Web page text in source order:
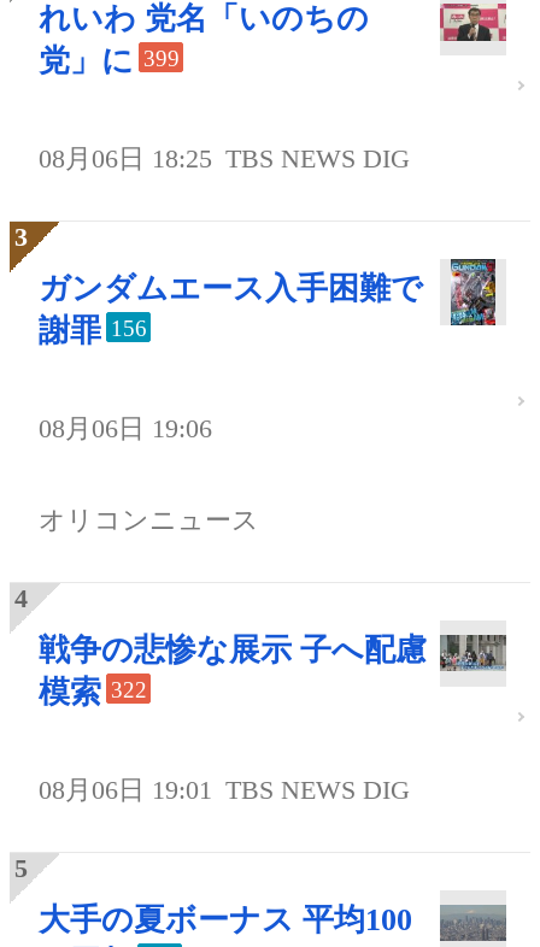
れいわ 党名「いのちの
党」に 399
08月06日 18:25 TBS NEWS DIG
ガンダムエース入手困難で
謝罪 156
08月06日 19:06
オリコンニュース
戦争の悲惨な展示 子へ配慮
模索 322
08月06日 19:01 TBS NEWS DIG
大手の夏ボーナス 平均100